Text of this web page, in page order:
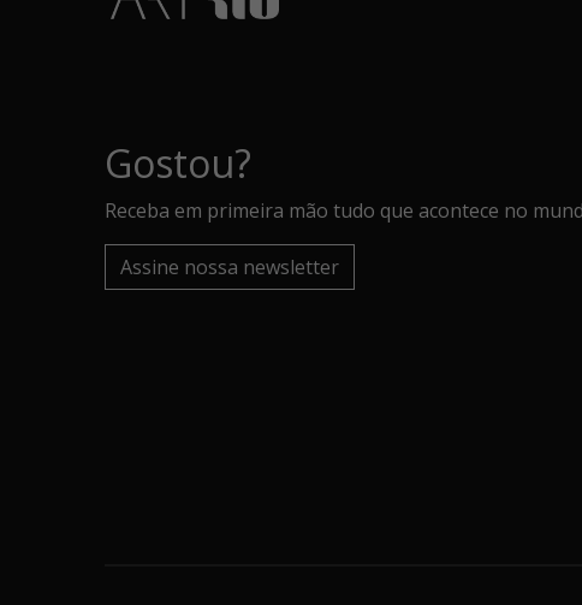
Gostou?
Receba em primeira mão tudo que acontece no
Assine nossa newsletter